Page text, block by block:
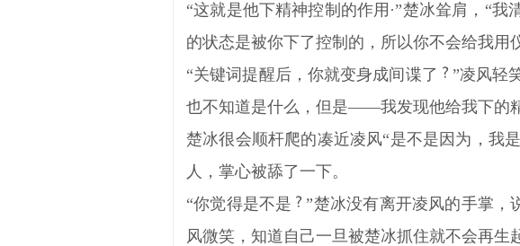
“这就是他下精神控制的作用·”楚冰耸肩，“
的状态是被你下了控制的，所以你不会给我用
“关键词提醒后，你就变身成间谍了
”凌风轻
也不知道是什么，但是——我发现他给我下的
楚冰很会顺杆爬的凑近凌风“是不是因为，我
人，掌心被舔了一下。
“你觉得是不是
”楚冰没有离开凌风的手掌，
风微笑，知道自己一旦被楚冰抓住就不会再生